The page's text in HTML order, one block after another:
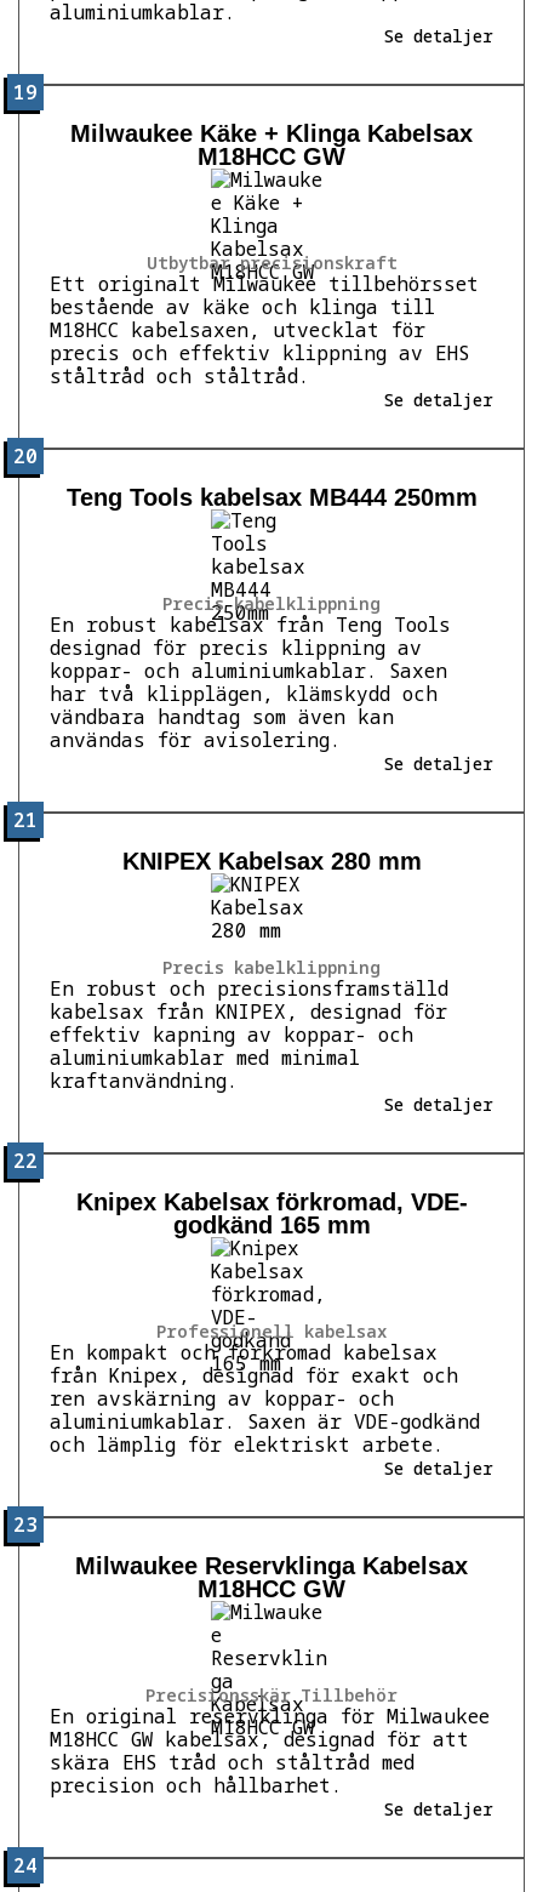
aluminiumkablar.
Se detaljer
19
Utbytbar precisionskraft
Milwaukee Käke + Klinga Kabelsax
M18HCC GW
Ett originalt Milwaukee tillbehörsset
bestående av käke och klinga till
M18HCC kabelsaxen, utvecklat för
precis och effektiv klippning av EHS
ståltråd och ståltråd.
Se detaljer
20
Precis kabelklippning
Teng Tools kabelsax MB444 250mm
En robust kabelsax från Teng Tools
designad för precis klippning av
koppar- och aluminiumkablar. Saxen
har två klipplägen, klämskydd och
vändbara handtag som även kan
användas för avisolering.
Se detaljer
21
Precis kabelklippning
KNIPEX Kabelsax 280 mm
En robust och precisionsframställd
kabelsax från KNIPEX, designad för
effektiv kapning av koppar- och
aluminiumkablar med minimal
kraftanvändning.
Se detaljer
22
Professionell kabelsax
Knipex Kabelsax förkromad, VDE-
godkänd 165 mm
En kompakt och förkromad kabelsax
från Knipex, designad för exakt och
ren avskärning av koppar- och
aluminiumkablar. Saxen är VDE-godkänd
och lämplig för elektriskt arbete.
Se detaljer
23
Precisionsskär Tillbehör
Milwaukee Reservklinga Kabelsax
M18HCC GW
En original reservklinga för Milwaukee
M18HCC GW kabelsax, designad för att
skära EHS tråd och ståltråd med
precision och hållbarhet.
Se detaljer
24